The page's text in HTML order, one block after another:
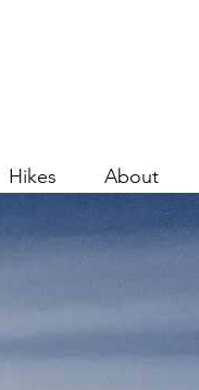
Hikes About